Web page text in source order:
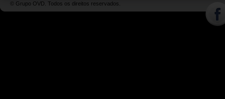
© Grupo OVD. Todos os direitos reservados.